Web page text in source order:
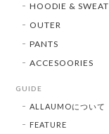
HOODIE & SWEAT
OUTER
PANTS
ACCESOORIES
GUIDE
ALLAUMOについて
FEATURE